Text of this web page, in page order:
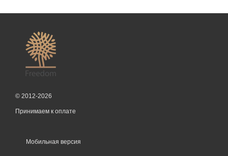
© 2012-2026
Принимаем к оплате
Мобильная версия